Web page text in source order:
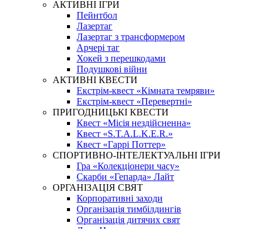
АКТИВНІ ІГРИ
Пейнтбол
Лазертаг
Лазертаг з трансформером
Арчері таг
Хокей з перешкодами
Подушкові війни
АКТИВНІ КВЕСТИ
Екстрім-квест «Кімната темряви»
Екстрім-квест «Перевертні»
ПРИГОДНИЦЬКІ КВЕСТИ
Квест «Місія нездійсненна»
Квест «S.T.A.L.K.E.R.»
Квест «Гаррі Поттер»
СПОРТИВНО-ІНТЕЛЕКТУАЛЬНІ ІГРИ
Гра «Колекціонери часу»
Скарби «Гепарда» Лайт
ОРГАНІЗАЦІЯ СВЯТ
Корпоративні заходи
Організація тимбілдингів
Організація дитячих свят